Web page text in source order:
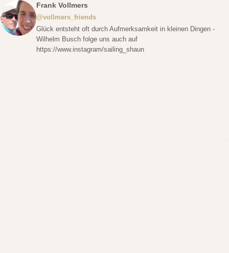
Frank Vollmers
@vollmers_friends
Glück entsteht oft durch Aufmerksamkeit in kleinen Dingen -
Wilhelm Busch folge uns auch auf
https://www.instagram/sailing_shaun